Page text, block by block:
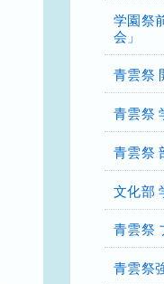
学園祭
会」
青雲祭
青雲祭
青雲祭
文化部
青雲祭
青雲祭